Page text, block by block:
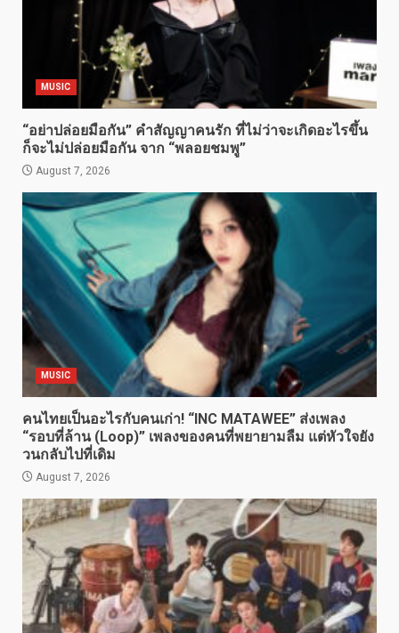
MUSIC
“อย่าปล่อยมือกัน” คำสัญญาคนรัก ที่ไม่ว่าจะเกิดอะไรขึ้น
ก็จะไม่ปล่อยมือกัน จาก “พลอยชมพู”
August 7, 2026
MUSIC
คนไทยเป็นอะไรกับคนเก่า! “INC MATAWEE” ส่งเพลง
“รอบที่ล้าน (Loop)” เพลงของคนที่พยายามลืม แต่หัวใจยัง
วนกลับไปที่เดิม
August 7, 2026